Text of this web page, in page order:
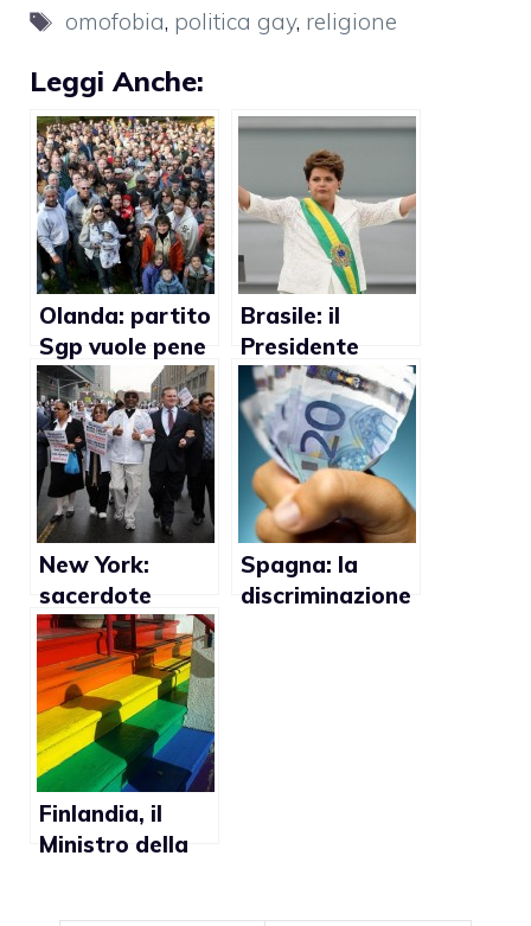
Tag
omofobia, politica gay, religione
Leggi Anche:
Olanda: partito
Sgp vuole pene
per i gay
Brasile: il
Presidente
sospende
campagna
contro
l’omofobia nelle
scuole
New York:
sacerdote
promuove
l’assassinio
degli
omosessuali
Spagna: la
discriminazione
Finlandia, il
Ministro della